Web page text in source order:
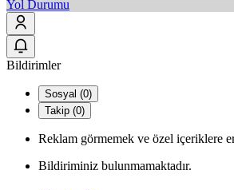
Yol Durumu
Bildirimler
Sosyal (0)
Takip (0)
Reklam görmemek ve özel içeriklere
Bildiriminiz bulunmamaktadır.